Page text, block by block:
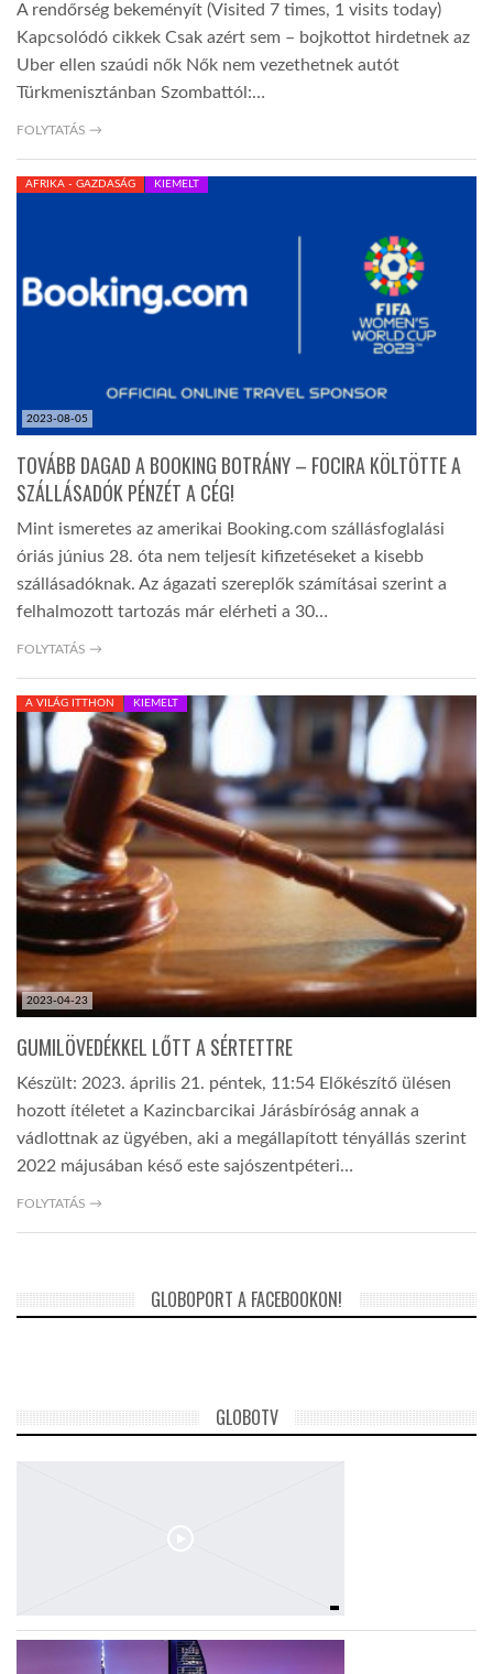
LINKTR.EE
GLOBOZSARU
GLOBOBOOK
A rendőrség bekeményít (Visited 7 times, 1 visits today)
Kapcsolódó cikkek Csak azért sem – bojkottot hirdetnek az
Uber ellen szaúdi nők Nők nem vezethetnek autót
Türkmenisztánban Szombattól:…
FOLYTATÁS →
2023-08-05
AFRIKA - GAZDASÁG KIEMELT
TOVÁBB DAGAD A BOOKING BOTRÁNY – FOCIRA KÖLTÖTTE A
SZÁLLÁSADÓK PÉNZÉT A CÉG!
Mint ismeretes az amerikai Booking.com szállásfoglalási
óriás június 28. óta nem teljesít kifizetéseket a kisebb
szállásadóknak. Az ágazati szereplők számításai szerint a
felhalmozott tartozás már elérheti a 30…
FOLYTATÁS →
2023-04-23
A VILÁG ITTHON KIEMELT
GUMILÖVEDÉKKEL LŐTT A SÉRTETTRE
Készült: 2023. április 21. péntek, 11:54 Előkészítő ülésen
hozott ítéletet a Kazincbarcikai Járásbíróság annak a
vádlottnak az ügyében, aki a megállapított tényállás szerint
2022 májusában késő este sajószentpéteri…
FOLYTATÁS →
GLOBOPORT A FACEBOOKON!
GLOBOTV